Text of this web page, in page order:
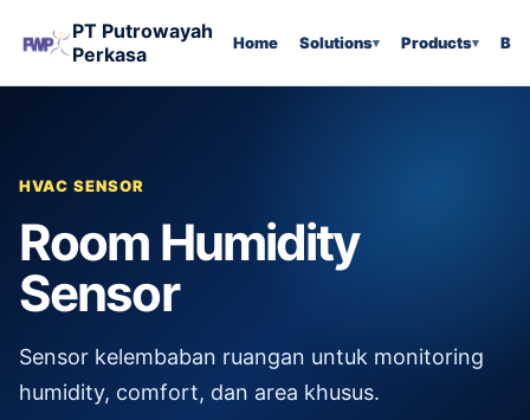
PT Putrowayah
Perkasa
Home Solutions Products
HVAC SENSOR
Room Humidity
Sensor
Sensor kelembaban ruangan untuk monitoring
humidity, comfort, dan area khusus.